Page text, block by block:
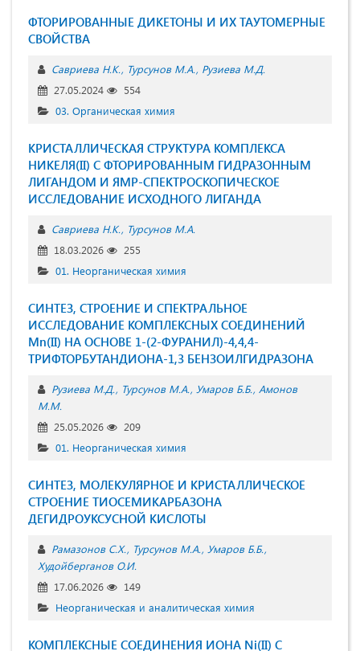
ФТОРИРОВАННЫЕ ДИКЕТОНЫ И ИХ ТАУТОМЕРНЫЕ
СВОЙСТВА
Савриева Н.К. Турсунов М.А. Рузиева М.Д.
27.05.2024
554
03. Органическая химия
КРИСТАЛЛИЧЕСКАЯ СТРУКТУРА КОМПЛЕКСА
НИКЕЛЯ(II) С ФТОРИРОВАННЫМ ГИДРАЗОННЫМ
ЛИГАНДОМ И ЯМР-СПЕКТРОСКОПИЧЕСКОЕ
ИССЛЕДОВАНИЕ ИСХОДНОГО ЛИГАНДА
Савриева Н.К.
Турсунов М.А.
18.03.2026
255
01. Неорганическая химия
СИНТЕЗ, СТРОЕНИЕ И СПЕКТРАЛЬНОЕ
ИССЛЕДОВАНИЕ КОМПЛЕКСНЫХ СОЕДИНЕНИЙ
Mn(II) НА ОСНОВЕ 1-(2-ФУРАНИЛ)-4,4,4-
ТРИФТОРБУТАНДИОНА-1,3 БЕНЗОИЛГИДРАЗОНА
Рузиева М.Д. Турсунов М.А. Умаров Б.Б. Амонов
М.М.
25.05.2026
209
01. Неорганическая химия
СИНТЕЗ, МОЛЕКУЛЯРНОЕ И КРИСТАЛЛИЧЕСКОЕ
СТРОЕНИЕ ТИОСЕМИКАРБАЗОНА
ДЕГИДРОУКСУСНОЙ КИСЛОТЫ
Рамазонов С.Х. Турсунов М.А.
Умаров Б.Б.
Худойберганов О.И.
17.06.2026
149
Неорганическая и аналитическая химия
КОМПЛЕКСНЫЕ СОЕДИНЕНИЯ ИОНА Ni(II) С